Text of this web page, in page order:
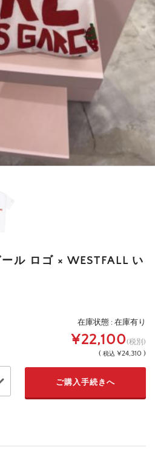
ル ロゴ × WESTFALL い
在庫状態 : 在庫有り
¥22,100(税別)
( 税込 ¥24,310 )